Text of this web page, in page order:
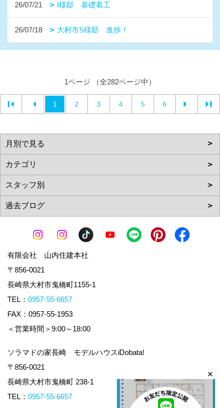
26/07/21 I様邸 基礎着工
26/07/18 大村市S様邸 進捗！
1ページ （全282ページ中）
1 2 3 4 5 6
有限会社 山内住建本社
〒856-0021
長崎県大村市鬼橋町1155-1
TEL： 0957-55-6657
FAX：0957-55-1953
＜営業時間＞9:00～18:00
ソラマドの家長崎 モデルハウスiDobata!
〒856-0021
長崎県大村市鬼橋町 238-1
TEL： 0957-55-6657